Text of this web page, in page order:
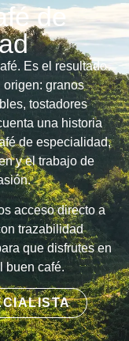
de
Es el resultado
granos
tostadores
una historia
de especialidad,
y el trabajo de
acceso directo a
trazabilidad
que disfrutes en
buen café.